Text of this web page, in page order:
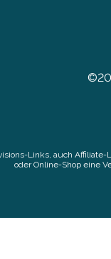
Links, auch
oder Online-Shop eine